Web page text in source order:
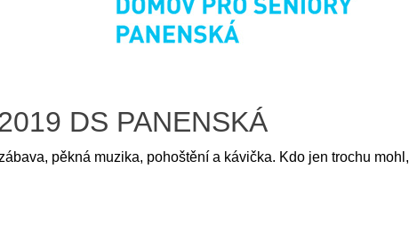
DS PANENSKÁ
pěkná muzika, pohoštění a kávička. Kdo jen trochu mohl,